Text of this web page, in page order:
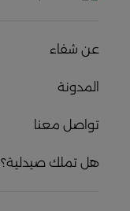
عن شفاء
المدونة
تواصل معنا
هل تملك صيدلية؟